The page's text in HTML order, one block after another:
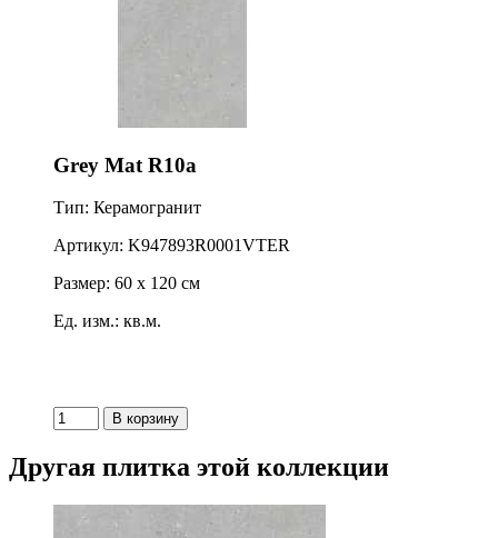
Grey Mat R10a
Тип: Керамогранит
Артикул: K947893R0001VTER
Размер: 60 x 120 см
Ед. изм.: кв.м.
Другая плитка этой коллекции